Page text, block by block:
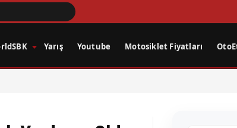
Yarış Youtube Motosiklet Fiyatları